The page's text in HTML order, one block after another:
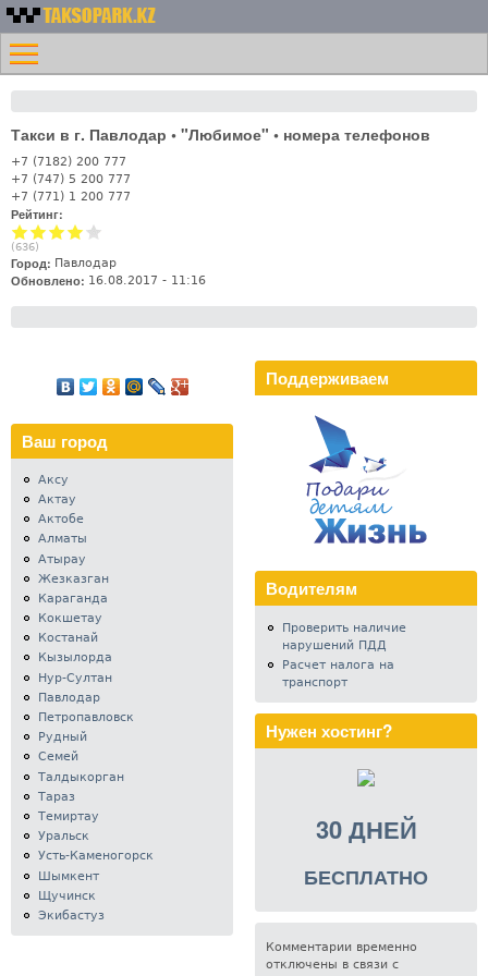
содержанию
Номера
такси
Казахстана -
Таксопарк.KZ
Меню
Главная
Контакты
Такси в г. Павлодар • "Любимое" • номера телефонов
+7 (7182) 200 777
+7 (747) 5 200 777
+7 (771) 1 200 777
Рейтинг:
(636)
Город: Павлодар
Обновлено: 16.08.2017 - 11:16
Ваш город
Аксу
Актау
Актобе
Алматы
Атырау
Жезказган
Караганда
Кокшетау
Костанай
Кызылорда
Нур-Султан
Павлодар
Петропавловск
Рудный
Семей
Талдыкорган
Тараз
Темиртау
Уральск
Усть-Каменогорск
Шымкент
Щучинск
Экибастуз
Поддерживаем
Водителям
Проверить наличие
нарушений ПДД
Расчет налога на
транспорт
Нужен хостинг?
30 ДНЕЙ
БЕСПЛАТНО
Комментарии временно
отключены в связи с